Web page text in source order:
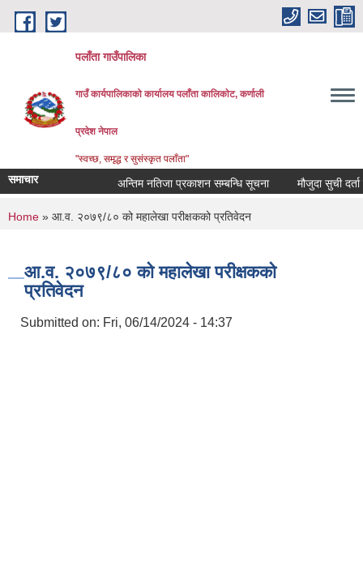
Skip to main content
पलाँता गाउँपालिका
गाउँ कार्यपालिकाको कार्यालयपलाँता कालिकाेट, कर्णाली
प्रदेश नेपाल
"स्वच्छ, समृद्ध र सुसंस्कृत पलाँता"
समाचार अन्तिम नतिजा प्रकाशन सम्बन्धि सूचना मौजुदा सुची दर्ता
You are here
Home » आ.व. २०७९/८० को महालेखा परीक्षकको प्रतिवेदन
आ.व. २०७९/८० को महालेखा परीक्षकको
प्रतिवेदन
Submitted on: Fri, 06/14/2024 - 14:37